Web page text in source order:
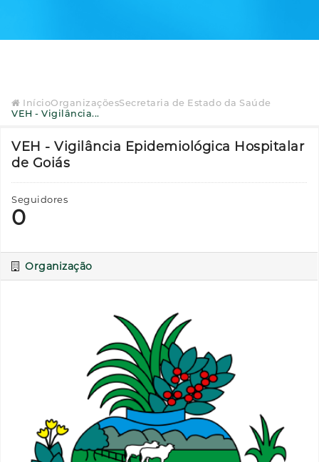
InícioOrganizaçõesSecretaria de Estado da Saúde
VEH - Vigilância...
VEH - Vigilância Epidemiológica Hospitalar
de Goiás
Seguidores
0
Organização